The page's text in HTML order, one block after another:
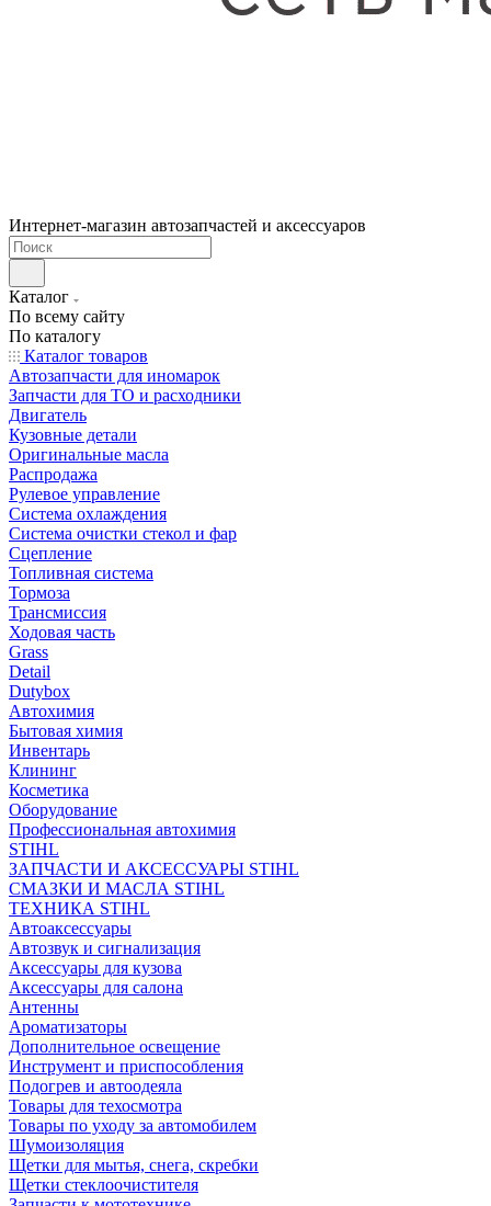
Интернет-магазин автозапчастей и аксессуаров
Каталог
По всему сайту
По каталогу
Каталог товаров
Автозапчасти для иномарок
Запчасти для ТО и расходники
Двигатель
Кузовные детали
Оригинальные масла
Распродажа
Рулевое управление
Система охлаждения
Система очистки стекол и фар
Сцепление
Топливная система
Тормоза
Трансмиссия
Ходовая часть
Grass
Detail
Dutybox
Автохимия
Бытовая химия
Инвентарь
Клининг
Косметика
Оборудование
Профессиональная автохимия
STIHL
ЗАПЧАСТИ И АКСЕССУАРЫ STIHL
СМАЗКИ И МАСЛА STIHL
ТЕХНИКА STIHL
Автоаксессуары
Автозвук и сигнализация
Аксессуары для кузова
Аксессуары для салона
Антенны
Ароматизаторы
Дополнительное освещение
Инструмент и приспособления
Подогрев и автоодеяла
Товары для техосмотра
Товары по уходу за автомобилем
Шумоизоляция
Щетки для мытья, снега, скребки
Щетки стеклоочистителя